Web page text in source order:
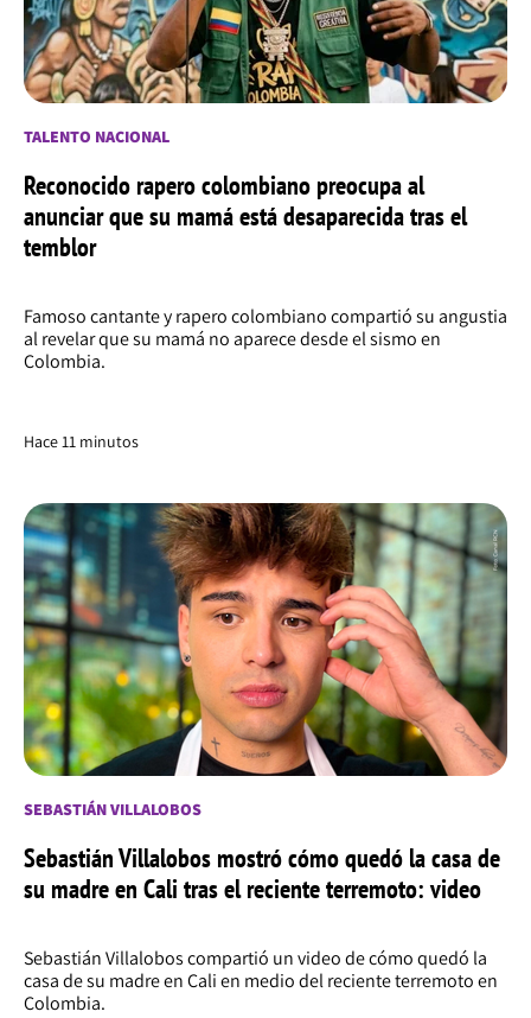
TALENTO NACIONAL
Reconocido rapero colombiano preocupa al
anunciar que su mamá está desaparecida tras el
temblor
Famoso cantante y rapero colombiano compartió su angustia
al revelar que su mamá no aparece desde el sismo en
Colombia.
Hace 11 minutos
SEBASTIÁN VILLALOBOS
Sebastián Villalobos mostró cómo quedó la casa de
su madre en Cali tras el reciente terremoto: video
Sebastián Villalobos compartió un video de cómo quedó la
casa de su madre en Cali en medio del reciente terremoto en
Colombia.